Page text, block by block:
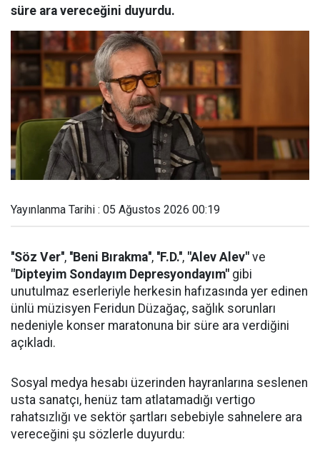
süre ara vereceğini duyurdu.
Yayınlanma Tarihi : 05 Ağustos 2026 00:19
''Söz Ver'', ''Beni Bırakma'', ''F.D.'', "Alev Alev" ve
"Dipteyim Sondayım Depresyondayım" gibi
unutulmaz eserleriyle herkesin hafızasında yer edinen
ünlü müzisyen Feridun Düzağaç, sağlık sorunları
nedeniyle konser maratonuna bir süre ara verdiğini
açıkladı.
Sosyal medya hesabı üzerinden hayranlarına seslenen
usta sanatçı, henüz tam atlatamadığı vertigo
rahatsızlığı ve sektör şartları sebebiyle sahnelere ara
vereceğini şu sözlerle duyurdu: